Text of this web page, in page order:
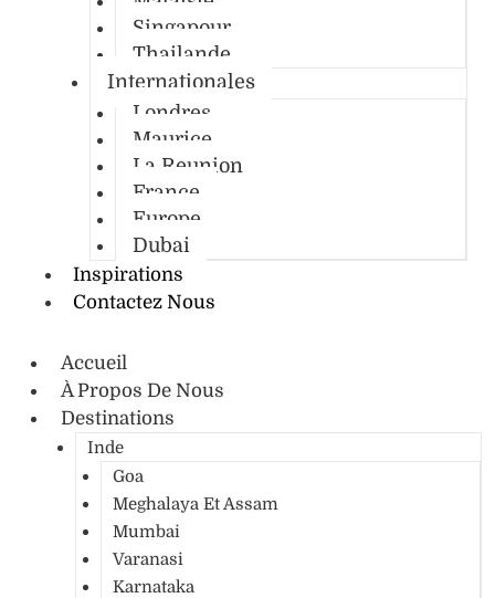
Singapour
Thailande
Internationales
Londres
Maurice
La Reunion
France
Europe
Dubai
Inspirations
Contactez Nous
Accueil
À Propos De Nous
Destinations
Inde
Goa
Meghalaya Et Assam
Mumbai
Varanasi
Karnataka